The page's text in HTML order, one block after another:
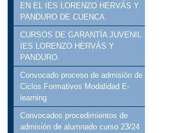
EN EL IES LORENZO HERVÁS Y
PANDURO DE CUENCA
CURSOS DE GARANTÍA JUVENIL.
IES LORENZO HERVÁS Y
PANDURO.
Convocado proceso de admisión de
Ciclos Formativos Modalidad E-
learning
Convocados procedimientos de
admisión de alumnado curso 23/24